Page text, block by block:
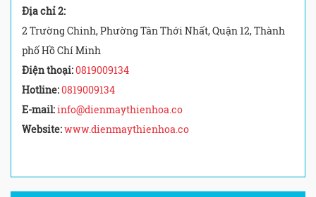
Địa chỉ 2:
2 Trường Chinh, Phường Tân Thới Nhất, Quận 12, Thành
phố Hồ Chí Minh
Điện thoại:0819009134
Hotline:0819009134
E-mail:info@dienmaythienhoa.co
Website:www.dienmaythienhoa.co